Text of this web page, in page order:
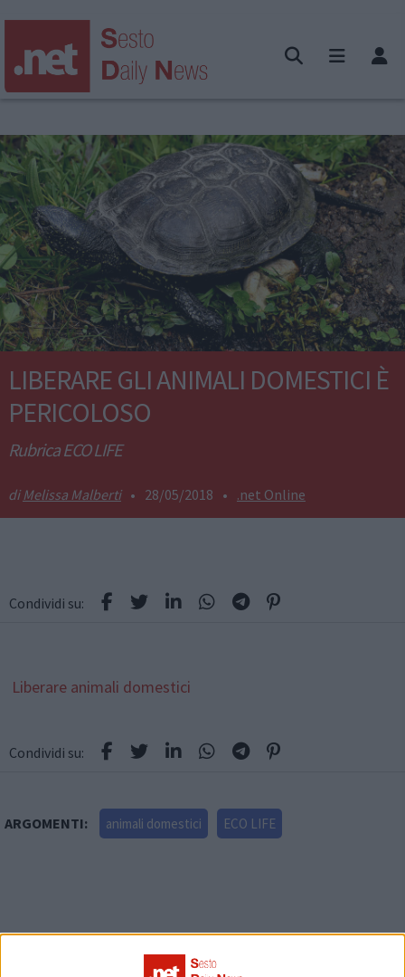
LIBERARE GLI ANIMALI DOMESTICI È
PERICOLOSO
Rubrica ECO LIFE
Melissa Malberti • 28/05/2018 • .net Online
Condividi su:
Liberare animali domestici
Condividi su:
ARGOMENTI: animali domestici ECO LIFE